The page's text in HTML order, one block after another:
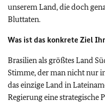
unserem Land, die doch
Bluttaten.
Was ist das konkrete Ziel
Brasilien als größtes Land
Stimme, der man nicht nur
das einzige Land in
Regierung eine strategische